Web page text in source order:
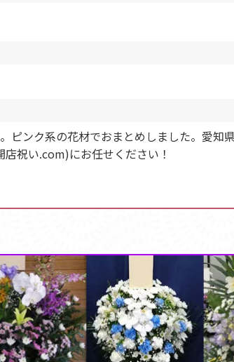
ンク系の花材でおまとめしました。愛知
祝い.com)にお任せください！